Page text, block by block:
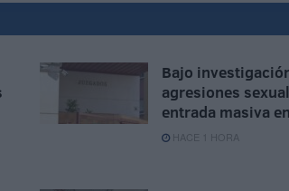
Bajo
agresiones
entrada masiva
HACE 1 HORA